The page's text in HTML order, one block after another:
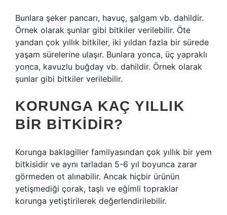
Bunlara şeker pancarı, havuç, şalgam vb. dahildir.
Örnek olarak şunlar gibi bitkiler verilebilir. Öte
yandan çok yıllık bitkiler, iki yıldan fazla bir sürede
yaşam sürelerine ulaşır. Bunlara yonca, üç yapraklı
yonca, kavuzlu buğday vb. dahildir. Örnek olarak
şunlar gibi bitkiler verilebilir.
KORUNGA KAÇ YILLIK
BIR BITKIDIR?
Korunga baklagiller familyasından çok yıllık bir yem
bitkisidir ve aynı tarladan 5-6 yıl boyunca zarar
görmeden ot alınabilir. Ancak hiçbir ürünün
yetişmediği çorak, taşlı ve eğimli topraklar
korunga yetiştirilerek değerlendirilebilir.